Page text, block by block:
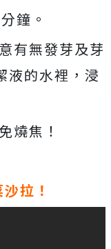
鐘。
有無發芽及芽
液的水裡，浸
燒焦！
拉！